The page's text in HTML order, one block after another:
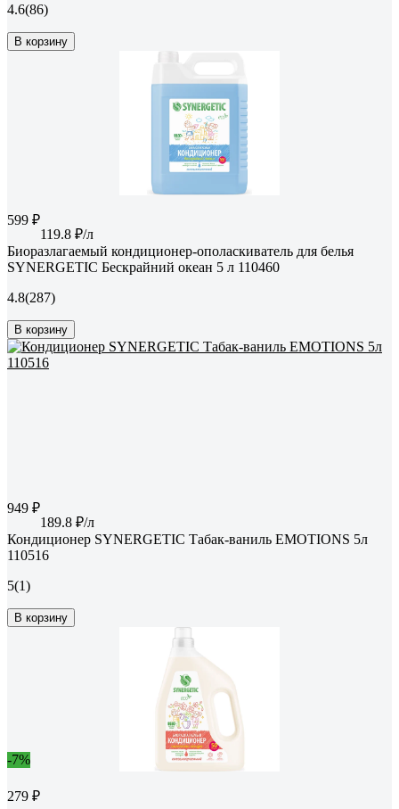
4.6(86)
В корзину
599 ₽
119.8 ₽/л
Биоразлагаемый кондиционер-ополаскиватель для белья
SYNERGETIC Бескрайний океан 5 л 110460
4.8(287)
В корзину
949 ₽
189.8 ₽/л
Кондиционер SYNERGETIC Табак-ваниль EMOTIONS 5л
110516
5(1)
В корзину
-7%
279 ₽